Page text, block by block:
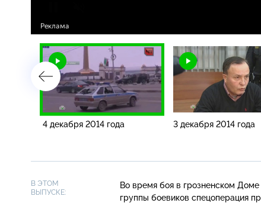
4 декабря 2014 года 3 декабря 2014 года
В ЭТОМ
ВЫПУСКЕ:
Во время боя в грозненском
группы боевиков спецоперация